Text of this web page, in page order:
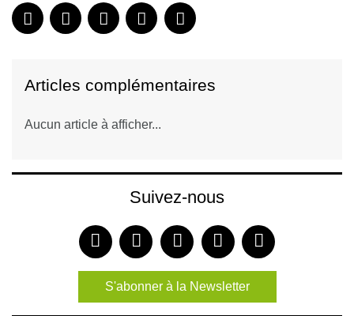
Articles complémentaires
Aucun article à afficher...
Suivez-nous
S'abonner à la Newsletter